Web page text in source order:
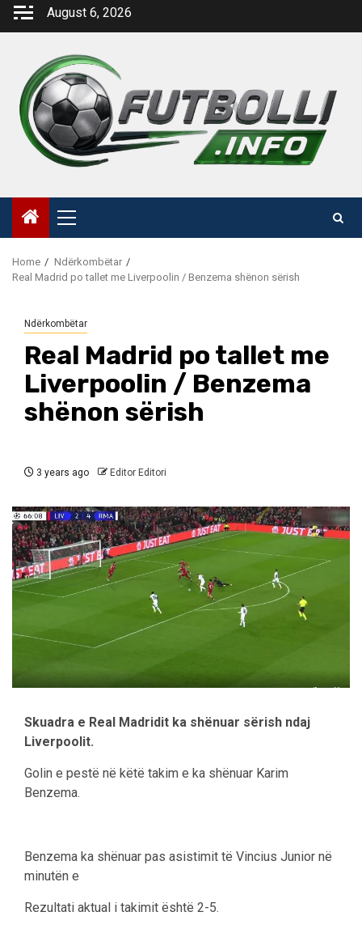
Skip
August 6, 2026
Primary
Menu
Home
Ndërkombëtar
Real Madrid po tallet me Liverpoolin / Benzema shënon sërish
Ndërkombëtar
Real Madrid po tallet me
Liverpoolin / Benzema
shënon sërish
3 years ago Editor Editori
Skuadra e Real Madridit ka shënuar sërish ndaj
Liverpoolit.
Golin e pestë në këtë takim e ka shënuar Karim
Benzema.
Benzema ka shënuar pas asistimit të Vincius Junior në
minutën e
Rezultati aktual i takimit është 2-5.